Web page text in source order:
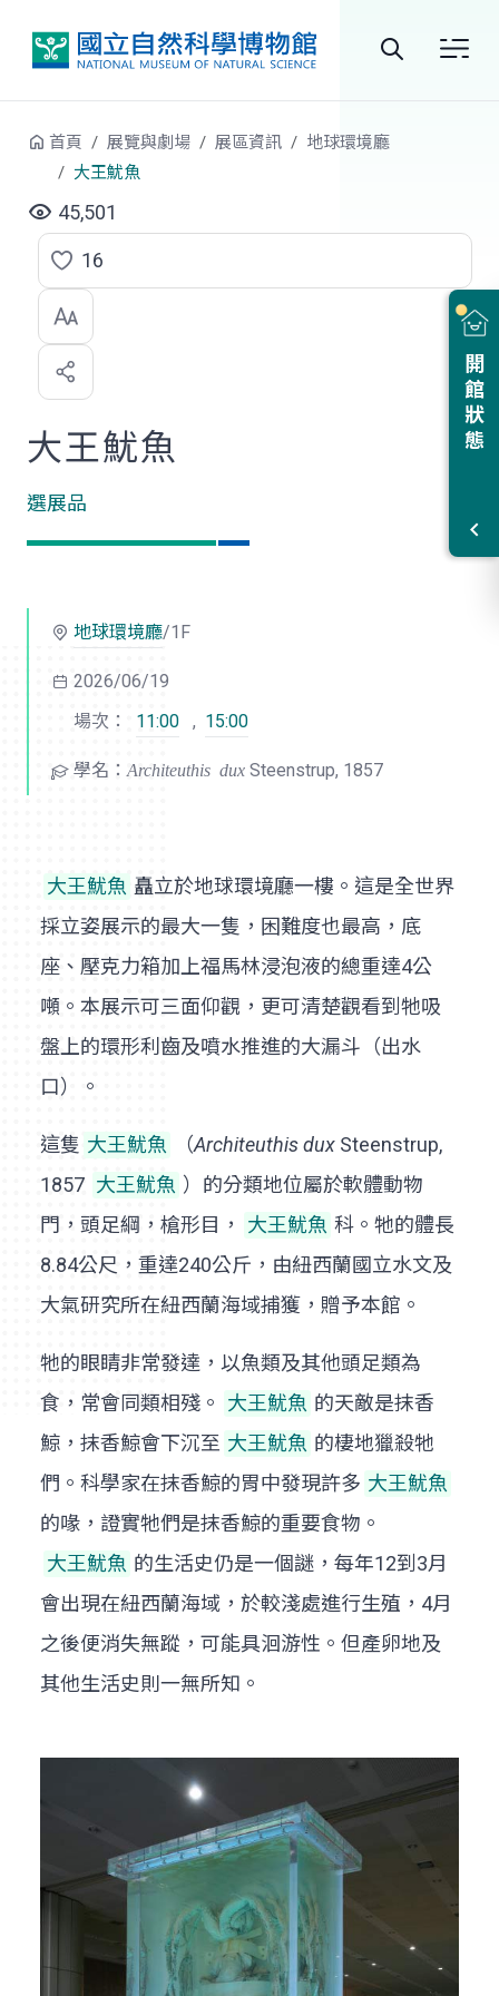
站
開館狀態
首頁 展覽與劇場 展區資訊
地球環境廳
大王魷魚
45,501
點
選
喜
歡
16
大王魷魚
選展品
地球環境廳/1F
2026/06/19
場次：
11:00 , 15:00
學名：Architeuthis dux Steenstrup, 1857
大王魷魚 矗立於地球環境廳一樓。這是全世界
採立姿展示的最大一隻，困難度也最高，底
座、壓克力箱加上福馬林浸泡液的總重達4公
噸。本展示可三面仰觀，更可清楚觀看到牠吸
盤上的環形利齒及噴水推進的大漏斗（出水
口）。
這隻 大王魷魚 （Architeuthis dux Steenstrup,
1857 大王魷魚 ）的分類地位屬於軟體動物
門，頭足綱，槍形目，
大王魷魚 科。牠的體長
8.84公尺，重達240公斤，由紐西蘭國立水文及
大氣研究所在紐西蘭海域捕獲，贈予本館。
牠的眼睛非常發達，以魚類及其他頭足類為
食，常會同類相殘。
大王魷魚 的天敵是抹香
鯨，抹香鯨會下沉至 大王魷魚 的棲地獵殺牠
們。科學家在抹香鯨的胃中發現許多 大王魷魚
的喙，證實牠們是抹香鯨的重要食物。
大王魷魚 的生活史仍是一個謎，每年12到3月
會出現在紐西蘭海域，於較淺處進行生殖，4月
之後便消失無蹤，可能具洄游性。但產卵地及
其他生活史則一無所知。